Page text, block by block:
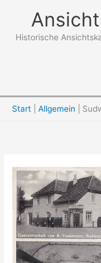
springenHistorische
Start Allgemein